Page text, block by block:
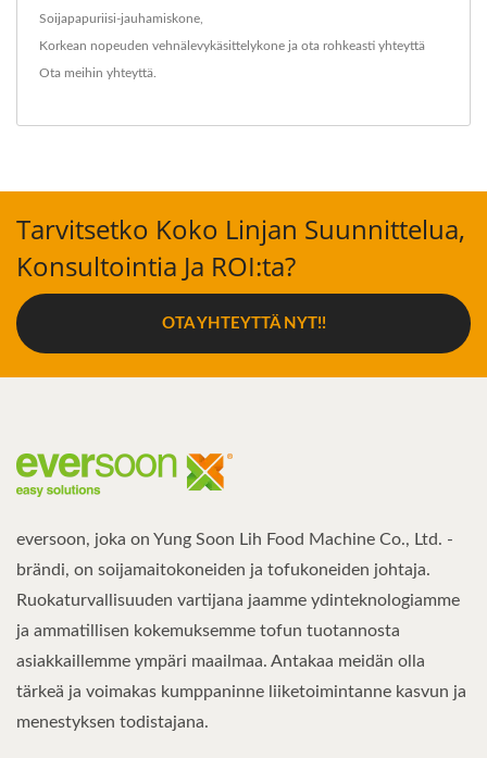
Soijapapuriisi-jauhamiskone
Korkean nopeuden vehnälevykäsittelykone ja ota rohkeasti yhteyttä
Ota meihin yhteyttä
Tarvitsetko Koko Linjan Suunnittelua,
Konsultointia Ja ROI:ta?
OTA YHTEYTTÄ NYT!!
eversoon, joka on Yung Soon Lih Food Machine Co., Ltd. -
brändi, on soijamaitokoneiden ja tofukoneiden johtaja.
Ruokaturvallisuuden vartijana jaamme ydinteknologiamme
ja ammatillisen kokemuksemme tofun tuotannosta
asiakkaillemme ympäri maailmaa. Antakaa meidän olla
tärkeä ja voimakas kumppaninne liiketoimintanne kasvun ja
menestyksen todistajana.